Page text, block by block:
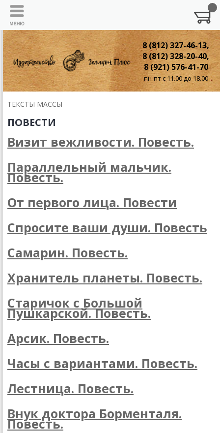
8 (812) 327-46-13,
8 (812) 328-20-40,
8 (921) 576-41-70
пн-пт с 11.00 до 18.00
ТЕКСТЫ МАССЫ
ПОВЕСТИ
Визит вежливости. Повесть.
Параллельный мальчик.
Повесть.
От первого лица. Повести
Спросите ваши души. Повесть
Самарин. Повесть.
Хранитель планеты. Повесть.
Старичок с Большой
Пушкарской. Повесть.
Арсик. Повесть.
Часы с вариантами. Повесть.
Лестница. Повесть.
Внук доктора Борменталя.
Повесть.